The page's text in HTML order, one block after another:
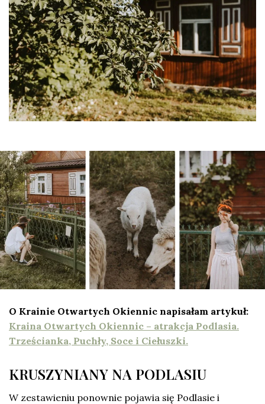
O Krainie Otwartych Okiennic napisałam artykuł:
Kraina Otwartych Okiennic – atrakcja Podlasia.
Trześcianka, Puchły, Soce i Ciełuszki.
KRUSZYNIANY NA PODLASIU
W zestawieniu ponownie pojawia się Podlasie i